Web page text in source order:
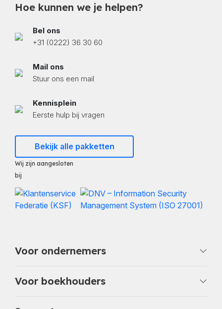
Hoe kunnen we je helpen?
Bel ons
+31 (0222) 36 30 60
Mail ons
Stuur ons een mail
Kennisplein
Eerste hulp bij vragen
Bekijk alle pakketten
Wij zijn aangesloten
bij
Voor ondernemers
Voor boekhouders